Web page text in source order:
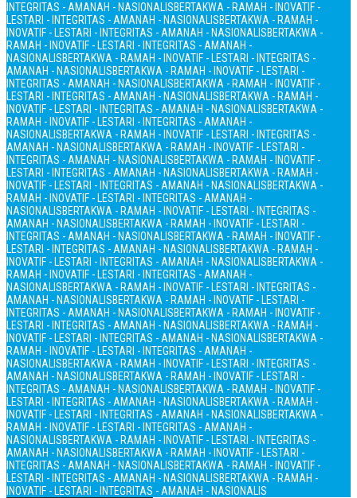
INTEGRITAS - AMANAH - NASIONALISBERTAKWA - RAMAH - INOVATIF -
LESTARI - INTEGRITAS - AMANAH - NASIONALISBERTAKWA - RAMAH -
INOVATIF - LESTARI - INTEGRITAS - AMANAH - NASIONALISBERTAKWA -
RAMAH - INOVATIF - LESTARI - INTEGRITAS - AMANAH -
NASIONALISBERTAKWA - RAMAH - INOVATIF - LESTARI - INTEGRITAS -
AMANAH - NASIONALISBERTAKWA - RAMAH - INOVATIF - LESTARI -
INTEGRITAS - AMANAH - NASIONALISBERTAKWA - RAMAH - INOVATIF -
LESTARI - INTEGRITAS - AMANAH - NASIONALISBERTAKWA - RAMAH -
INOVATIF - LESTARI - INTEGRITAS - AMANAH - NASIONALISBERTAKWA -
RAMAH - INOVATIF - LESTARI - INTEGRITAS - AMANAH -
NASIONALISBERTAKWA - RAMAH - INOVATIF - LESTARI - INTEGRITAS -
AMANAH - NASIONALISBERTAKWA - RAMAH - INOVATIF - LESTARI -
INTEGRITAS - AMANAH - NASIONALISBERTAKWA - RAMAH - INOVATIF -
LESTARI - INTEGRITAS - AMANAH - NASIONALISBERTAKWA - RAMAH -
INOVATIF - LESTARI - INTEGRITAS - AMANAH - NASIONALISBERTAKWA -
RAMAH - INOVATIF - LESTARI - INTEGRITAS - AMANAH -
NASIONALISBERTAKWA - RAMAH - INOVATIF - LESTARI - INTEGRITAS -
AMANAH - NASIONALISBERTAKWA - RAMAH - INOVATIF - LESTARI -
INTEGRITAS - AMANAH - NASIONALISBERTAKWA - RAMAH - INOVATIF -
LESTARI - INTEGRITAS - AMANAH - NASIONALISBERTAKWA - RAMAH -
INOVATIF - LESTARI - INTEGRITAS - AMANAH - NASIONALISBERTAKWA -
RAMAH - INOVATIF - LESTARI - INTEGRITAS - AMANAH -
NASIONALISBERTAKWA - RAMAH - INOVATIF - LESTARI - INTEGRITAS -
AMANAH - NASIONALISBERTAKWA - RAMAH - INOVATIF - LESTARI -
INTEGRITAS - AMANAH - NASIONALISBERTAKWA - RAMAH - INOVATIF -
LESTARI - INTEGRITAS - AMANAH - NASIONALISBERTAKWA - RAMAH -
INOVATIF - LESTARI - INTEGRITAS - AMANAH - NASIONALISBERTAKWA -
RAMAH - INOVATIF - LESTARI - INTEGRITAS - AMANAH -
NASIONALISBERTAKWA - RAMAH - INOVATIF - LESTARI - INTEGRITAS -
AMANAH - NASIONALISBERTAKWA - RAMAH - INOVATIF - LESTARI -
INTEGRITAS - AMANAH - NASIONALISBERTAKWA - RAMAH - INOVATIF -
LESTARI - INTEGRITAS - AMANAH - NASIONALISBERTAKWA - RAMAH -
INOVATIF - LESTARI - INTEGRITAS - AMANAH - NASIONALISBERTAKWA -
RAMAH - INOVATIF - LESTARI - INTEGRITAS - AMANAH -
NASIONALISBERTAKWA - RAMAH - INOVATIF - LESTARI - INTEGRITAS -
AMANAH - NASIONALISBERTAKWA - RAMAH - INOVATIF - LESTARI -
INTEGRITAS - AMANAH - NASIONALISBERTAKWA - RAMAH - INOVATIF -
LESTARI - INTEGRITAS - AMANAH - NASIONALISBERTAKWA - RAMAH -
INOVATIF - LESTARI - INTEGRITAS - AMANAH - NASIONALIS